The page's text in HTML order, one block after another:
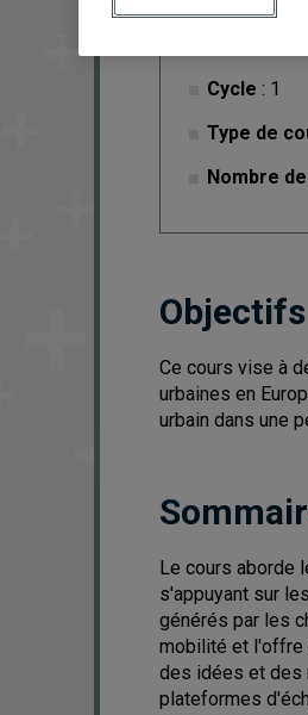
Cycle : 1
Type de
Nombre
Objectifs
Ce cours vise à
urbaines en
urbain dans une
Le cours aborde
s'appuyant sur
générés par les
mobilité et l'offre
des idées et des
plateformes